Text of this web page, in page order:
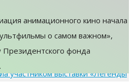
ани­маци­он­но­го ки­но на­чала
о са­мом важ­ном»,
фон­да